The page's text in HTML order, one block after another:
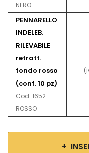
NERO
PENNARELLO
INDELEB.
RILEVABILE
retratt.
tondo rosso
(conf. 10 pz)
Cod. 1652-
ROSSO
+